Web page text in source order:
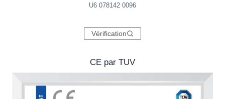
U6 078142 0096
Vérification
CE par TUV